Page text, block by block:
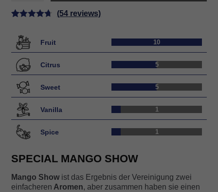
mit4.74
von 5,
basierend
auf
Kundenbe
wertungen
(54 reviews)
Fruit 10
Citrus 5
Sweet 5
Vanilla 1
Spice 1
SPECIAL MANGO SHOW
Mango Showist das Ergebnis der Vereinigung zwei
einfacheren Aromen, aber zusammen haben sie einen